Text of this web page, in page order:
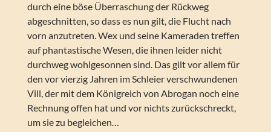
durch eine böse Überraschung der Rückweg
abgeschnitten, so dass es nun gilt, die Flucht nach
vorn anzutreten. Wex und seine Kameraden treffen
auf phantastische Wesen, die ihnen leider nicht
durchweg wohlgesonnen sind. Das gilt vor allem für
den vor vierzig Jahren im Schleier verschwundenen
Vill, der mit dem Königreich von Abrogan noch eine
Rechnung offen hat und vor nichts zurückschreckt,
um sie zu begleichen…